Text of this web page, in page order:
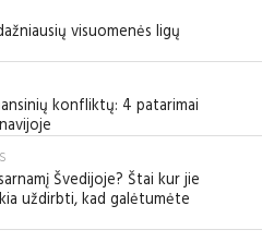
visuomenės ligų
konfliktų: 4 patarimai
Švedijoje? Štai kur jie
uždirbti, kad galėtumėte